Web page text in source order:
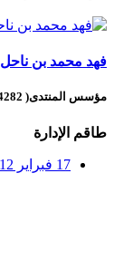
فهد محمد بن ناحل
مؤسس المنتدى( 0504464282)
طاقم الإدارة
17 فبراير 2012